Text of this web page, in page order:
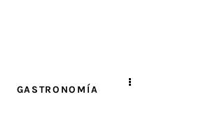
GASTRONOMÍA